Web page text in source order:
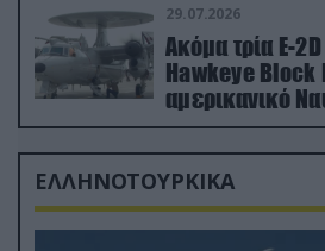
29.07.2026
Ακόμα τρία E-
Hawkeye Block
αμερικανικό
δισ.δολάρια το
ΕΛΛΗΝΟΤΟΥΡΚΙΚΑ